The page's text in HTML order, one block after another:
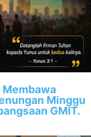
Minggu
GMIT.